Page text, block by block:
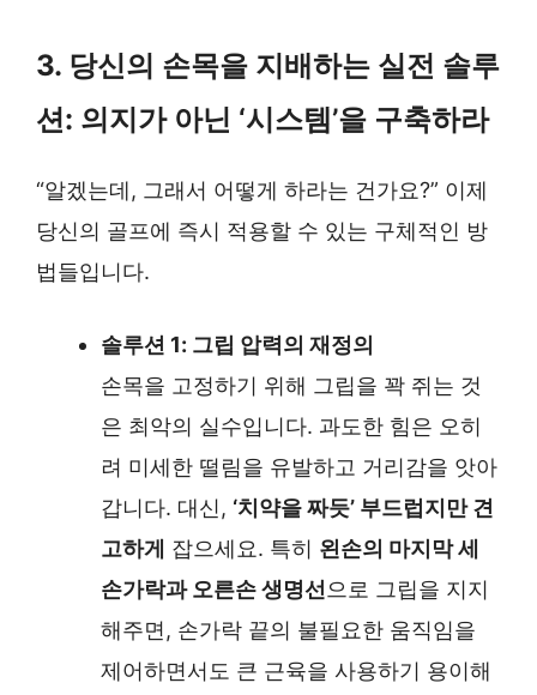
3. 당신의 손목을 지배하는 실전 솔루
션: 의지가 아닌 ‘시스템’을 구축하라
“알겠는데, 그래서 어떻게 하라는 건가요?” 이제
당신의 골프에 즉시 적용할 수 있는 구체적인 방
법들입니다.
솔루션 1: 그립 압력의 재정의
손목을 고정하기 위해 그립을 꽉 쥐는 것
은 최악의 실수입니다. 과도한 힘은 오히
려 미세한 떨림을 유발하고 거리감을 앗아
갑니다. 대신, ‘치약을 짜듯’ 부드럽지만 견
고하게 잡으세요. 특히 왼손의 마지막 세
손가락과 오른손 생명선 으로 그립을 지지
해주면, 손가락 끝의 불필요한 움직임을
제어하면서도 큰 근육을 사용하기 용이해